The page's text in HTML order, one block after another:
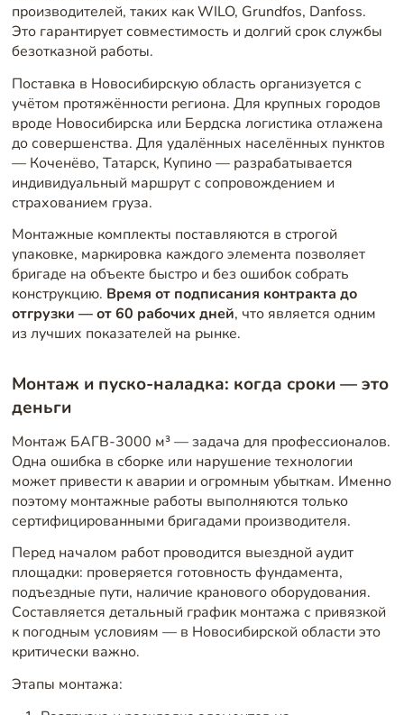
производителей, таких как WILO, Grundfos, Danfoss.
Это гарантирует совместимость и долгий срок службы
безотказной работы.
Поставка в Новосибирскую область организуется с
учётом протяжённости региона. Для крупных городов
вроде Новосибирска или Бердска логистика отлажена
до совершенства. Для удалённых населённых пунктов
— Коченёво, Татарск, Купино — разрабатывается
индивидуальный маршрут с сопровождением и
страхованием груза.
Монтажные комплекты поставляются в строгой
упаковке, маркировка каждого элемента позволяет
бригаде на объекте быстро и без ошибок собрать
конструкцию. Время от подписания контракта до
отгрузки — от 60 рабочих дней, что является одним
из лучших показателей на рынке.
Монтаж и пуско-наладка: когда сроки — это
деньги
Монтаж БАГВ-3000 м³ — задача для профессионалов.
Одна ошибка в сборке или нарушение технологии
может привести к аварии и огромным убыткам. Именно
поэтому монтажные работы выполняются только
сертифицированными бригадами производителя.
Перед началом работ проводится выездной аудит
площадки: проверяется готовность фундамента,
подъездные пути, наличие кранового оборудования.
Составляется детальный график монтажа с привязкой
к погодным условиям — в Новосибирской области это
критически важно.
Этапы монтажа: